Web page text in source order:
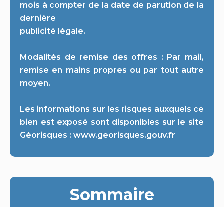
mois à compter de la date de parution de la
dernière
publicité légale.
Modalités de remise des offres : Par mail,
remise en mains propres ou par tout autre
moyen.
Les informations sur les risques auxquels ce
bien est exposé sont disponibles sur le site
Géorisques : www.georisques.gouv.fr
Sommaire